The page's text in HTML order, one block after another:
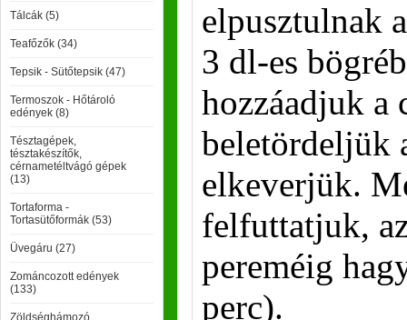
Tálcák (5)
Teafőzők (34)
Tepsik - Sütőtepsik (47)
Termoszok - Hőtároló
edények (8)
Tésztagépek,
tésztakészítők,
cérnametéltvágó gépek
(13)
Tortaforma -
Tortasütőformák (53)
Üvegáru (27)
Zománcozott edények
(133)
Zöldséghámozó,
elpusztulnak
3 dl-es
hozzáadjuk a
beletördeljük
elkeverjük.
felfuttatjuk,
pereméig
perc).